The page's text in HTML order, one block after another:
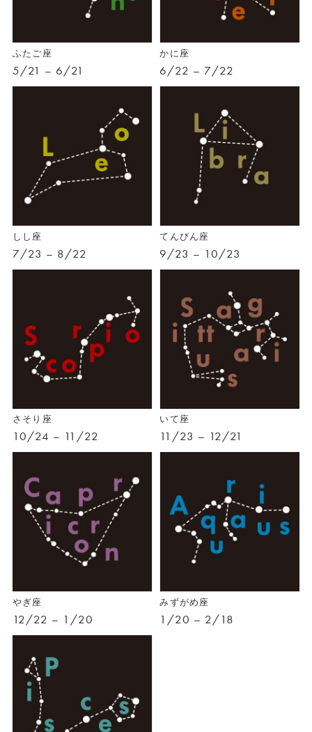
ふたご座
5/21 – 6/21
かに座
6/22 – 7/22
しし座
7/23 – 8/22
てんびん座
9/23 – 10/23
さそり座
10/24 – 11/22
いて座
11/23 – 12/21
やぎ座
12/22 – 1/20
みずがめ座
1/20 – 2/18